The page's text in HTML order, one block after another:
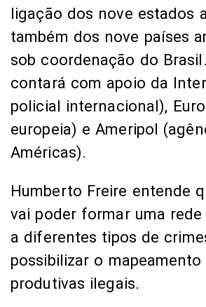
ligação dos nove estados
também dos nove países
sob coordenação do
contará com apoio da
policial internacional),
europeia) e Ameripol
Américas).
Humberto Freire entende
vai poder formar uma
a diferentes tipos de
possibilizar o
produtivas ilegais.